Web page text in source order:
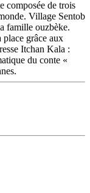
composée de trois
Village Sentob
famille ouzbèke.
grâce aux
Itchan Kala :
du conte «